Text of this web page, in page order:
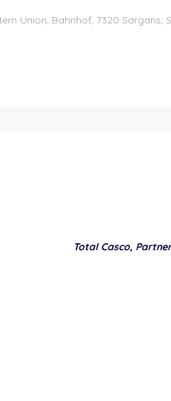
Union, Bahnhof, 7320 Sargans,
Total Casco, Partner